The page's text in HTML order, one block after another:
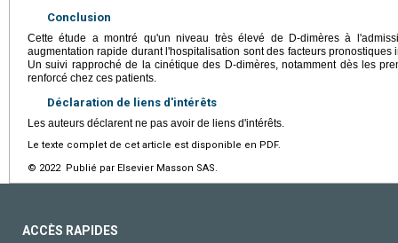
Conclusion
Cette étude a montré qu'un niveau très élevé de D-dimères à
augmentation rapide durant l'hospitalisation sont des facteurs pronostiques
Un suivi rapproché de la cinétique des D-dimères, notamment dès les
renforcé chez ces patients.
Déclaration de liens d'intérêts
Les auteurs déclarent ne pas avoir de liens d'intérêts.
Le texte complet de cet article est disponible en PDF.
© 2022 Publié par Elsevier Masson SAS.
ACCÈS RAPIDES